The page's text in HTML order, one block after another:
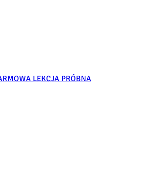
LEKCJA PRÓBNA